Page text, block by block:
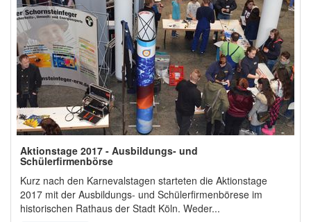
Aktionstage 2017 - Ausbildungs- und
Schülerfirmenbörse
Kurz nach den Karnevalstagen starteten die Aktionstage
2017 mit der Ausbildungs- und Schülerfirmenbörese im
historischen Rathaus der Stadt Köln. Weder...